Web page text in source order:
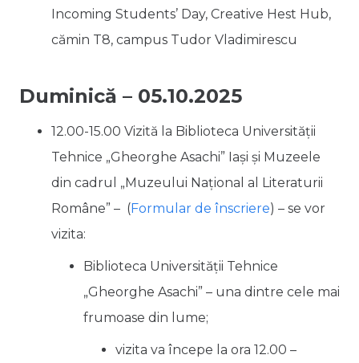
Incoming Students’ Day, Creative Hest Hub,
cămin T8, campus Tudor Vladimirescu
Duminică – 05.10.2025
12.00-15.00 Vizită la Biblioteca Universității
Tehnice „Gheorghe Asachi” Iași și Muzeele
din cadrul „Muzeului Național al Literaturii
Române” – (Formular de înscriere) – se vor
vizita:
Biblioteca Universității Tehnice
„Gheorghe Asachi” – una dintre cele mai
frumoase din lume;
vizita va începe la ora 12.00 –